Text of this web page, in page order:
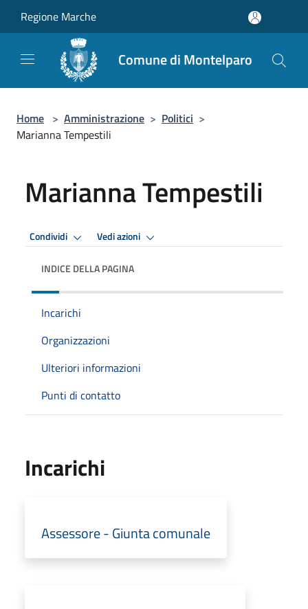
Regione Marche
Comune di Montelparo
Home > Amministrazione > Politici >
Marianna Tempestili
Marianna Tempestili
Condividi Vedi azioni
INDICE DELLA PAGINA
Incarichi
Organizzazioni
Ulteriori informazioni
Punti di contatto
Incarichi
Assessore - Giunta comunale